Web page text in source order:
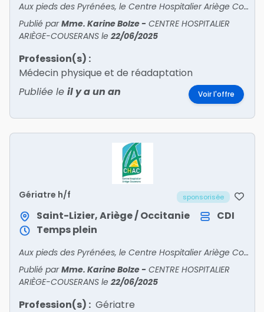
Aux pieds des Pyrénées, le Centre Hospitalier Ariège Couserans Recrute• PSYCHIATRE• PÉDOPSYCHIATRE• ANESTHÉSISTE• ORTHOPÉDISTE• GASTRO – ENTÉROLOGUE • ENDOCRINOLOGUE – DIABÉTOL
Publié parMme. Karine Bolze- CENTRE HOSPITALIER
ARIÈGE-COUSERANS le 22/06/2025
Profession(s) :
Médecin physique et de réadaptation
Publiée le il y a un an Voir l'offre
Gériatre h/f sponsorisée
Saint-Lizier, Ariège / Occitanie
CDI
Temps plein
Aux pieds des Pyrénées, le Centre Hospitalier Ariège Couserans Recrute• PSYCHIATRE• PÉDOPSYCHIATRE• ANESTHÉSISTE• ORTHOPÉDISTE• GASTRO – ENTÉROLOGUE • ENDOCRINOLOGUE – DIABÉTOL
Publié parMme. Karine Bolze- CENTRE HOSPITALIER
ARIÈGE-COUSERANS le 22/06/2025
Profession(s) : Gériatre